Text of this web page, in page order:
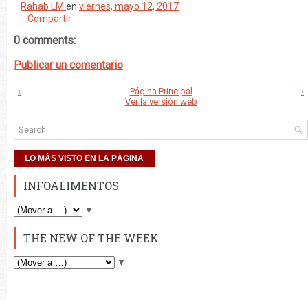
Rahab LM en viernes, mayo 12, 2017
Compartir
0 comments:
Publicar un comentario
‹ ›
Página Principal
Ver la versión web
LO MÁS VISTO EN LA PÁGINA
INFOALIMENTOS
▼
THE NEW OF THE WEEK
▼